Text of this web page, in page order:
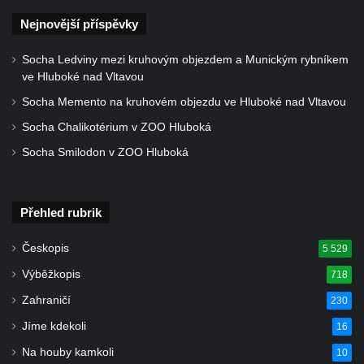
Socha Atlet v ZOO Leipzig
Socha Býk v ZOO Dresden
v ZOO Dresden
Socha krokodýla v ZOO Dresden
Socha slona v ZOO Dresden
Socha Faun s medvíďaty v ZOO Dresden
Socha divokého prasete před vstupem do
Nejnovější příspěvky
Socha Ledviny mezi kruhovým objezdem a Munickým rybníkem
ve Hluboké nad Vltavou
Socha Memento na kruhovém objezdu ve Hluboké nad Vltavou
Socha Chalikotérium v ZOO Hluboká
Socha Smilodon v ZOO Hluboká
Přehled rubrik
Českopis 5 529
Výběžkopis 718
Zahraničí 230
Jíme kdekoli 16
Na houby kamkoli 10